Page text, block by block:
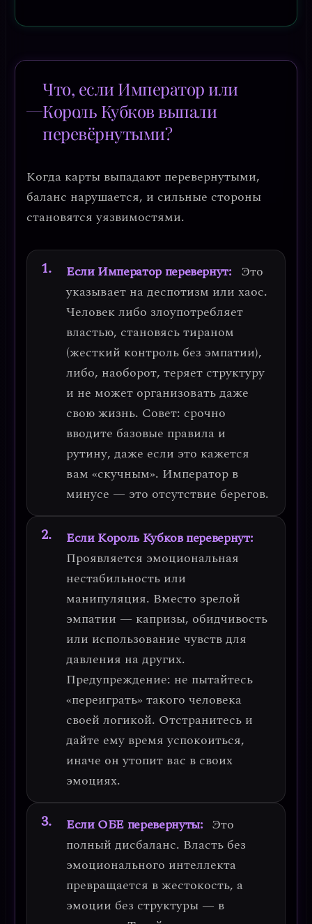
Что, если Император или
Король Кубков выпали
перевёрнутыми?
Когда карты выпадают перевернутыми,
баланс нарушается, и сильные стороны
становятся уязвимостями.
Если Император перевернут: Это
указывает надеспотизм или хаос.
Человек либо злоупотребляет
властью, становясь тираном
(жесткий контроль без эмпатии),
либо, наоборот, теряет структуру
и не может организовать даже
свою жизнь. Совет: срочно
вводите базовые правила и
рутину, даже если это кажется
вам «скучным». Император в
минусе — это отсутствие берегов.
Если Король Кубков перевернут:
Проявляется эмоциональная
нестабильность или
манипуляция. Вместо зрелой
эмпатии — капризы, обидчивость
или использование чувств для
давления на других.
Предупреждение: не пытайтесь
«переиграть» такого человека
своей логикой. Отстранитесь и
дайте ему время успокоиться,
иначе он утопит вас в своих
эмоциях.
Если ОБЕ перевернуты: Это
полный дисбаланс. Власть без
эмоционального интеллекта
превращается в жестокость, а
эмоции без структуры — в